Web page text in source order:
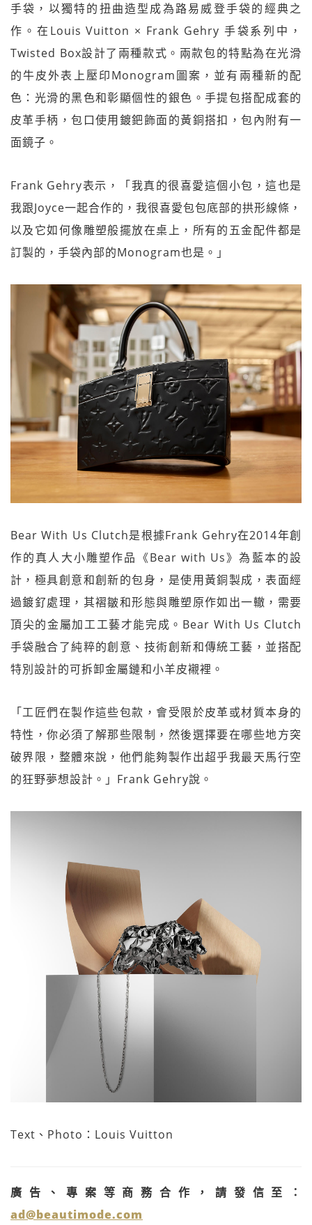
手袋，以獨特的扭曲造型成為路易威登手袋的經典之
作。在Louis Vuitton × Frank Gehry 手袋系列中，
Twisted Box設計了兩種款式。兩款包的特點為在光滑
的牛皮外表上壓印Monogram圖案，並有兩種新的配
色：光滑的黑色和彰顯個性的銀色。手提包搭配成套的
皮革手柄，包口使用鍍鈀飾面的黃銅搭扣，包內附有一
面鏡子。
Frank Gehry表示，「我真的很喜愛這個小包，這也是
我跟Joyce一起合作的，我很喜愛包包底部的拱形線條，
以及它如何像雕塑般擺放在桌上，所有的五金配件都是
訂製的，手袋內部的Monogram也是。」
Bear With Us Clutch是根據Frank Gehry在2014年創
作的真人大小雕塑作品《Bear with Us》為藍本的設
計，極具創意和創新的包身，是使用黃銅製成，表面經
過鍍釕處理，其褶皺和形態與雕塑原作如出一轍，需要
頂尖的金屬加工工藝才能完成。Bear With Us Clutch
手袋融合了純粹的創意、技術創新和傳統工藝，並搭配
特別設計的可拆卸金屬鏈和小羊皮襯裡。
「工匠們在製作這些包款，會受限於皮革或材質本身的
特性，你必須了解那些限制，然後選擇要在哪些地方突
破界限，整體來說，他們能夠製作出超乎我最天馬行空
的狂野夢想設計。」Frank Gehry說。
Text、Photo：Louis Vuitton
廣告、專案等商務合作，請發信至：
ad@beautimode.com